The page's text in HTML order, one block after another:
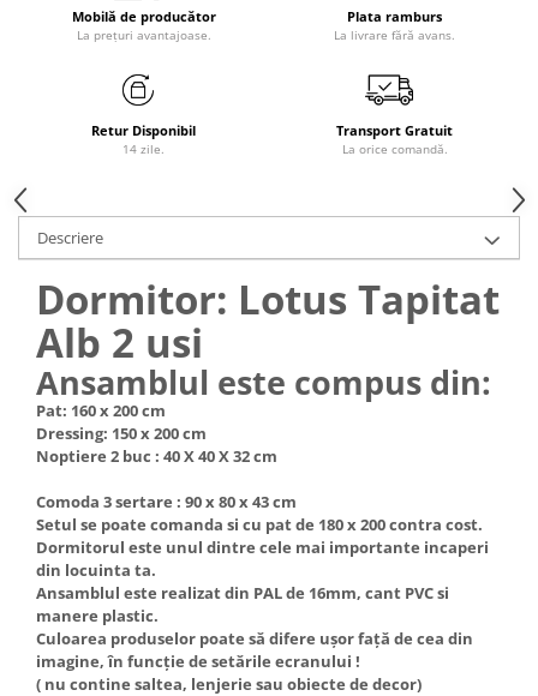
Mobilă de producător
La prețuri avantajoase.
Plata ramburs
La livrare fără avans.
Retur Disponibil
14 zile.
Transport Gratuit
La orice comandă.
Descriere
Dormitor: Lotus Tapitat
Alb 2 usi
Ansamblul este compus din:
Pat: 160 x 200 cm
Dressing: 150 x 200 cm
Noptiere 2 buc : 40 X 40 X 32 cm
Comoda 3 sertare : 90 x 80 x 43 cm
Setul se poate comanda si cu pat de 180 x 200 contra cost.
Dormitorul este unul dintre cele mai importante incaperi
din locuinta ta.
Ansamblul este realizat din PAL de 16mm, cant PVC si
manere plastic.
Culoarea produselor poate să difere ușor față de cea din
imagine, în funcție de setările ecranului !
( nu contine saltea, lenjerie sau obiecte de decor)